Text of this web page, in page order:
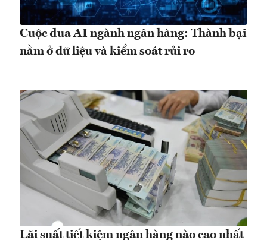
Cuộc đua AI ngành ngân hàng: Thành bại
nằm ở dữ liệu và kiểm soát rủi ro
Lãi suất tiết kiệm ngân hàng nào cao nhất